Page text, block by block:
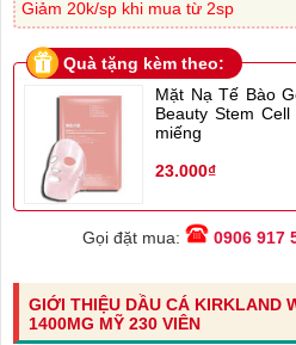
Giảm 20k/sp khi mua từ 2sp
Quà tặng kèm theo:
Mặt Nạ Tế Bào
Beauty Stem
miếng
23.000₫
Gọi đặt mua: 0906 917
GIỚI THIỆU DẦU CÁ KIRKLAND
1400MG MỸ 230 VIÊN